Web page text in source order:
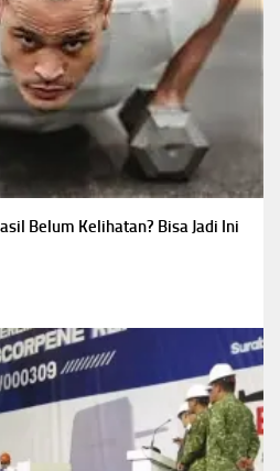
Belum Kelihatan? Bisa Jadi Ini